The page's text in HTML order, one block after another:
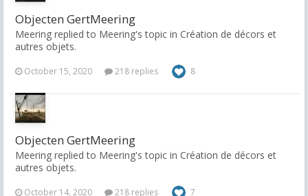
Objecten GertMeering
Meering replied to Meering's topic in Création de décors et
autres objets.
October 15, 2020 218 replies 8
Objecten GertMeering
Meering replied to Meering's topic in Création de décors et
autres objets.
October 14, 2020 218 replies 7